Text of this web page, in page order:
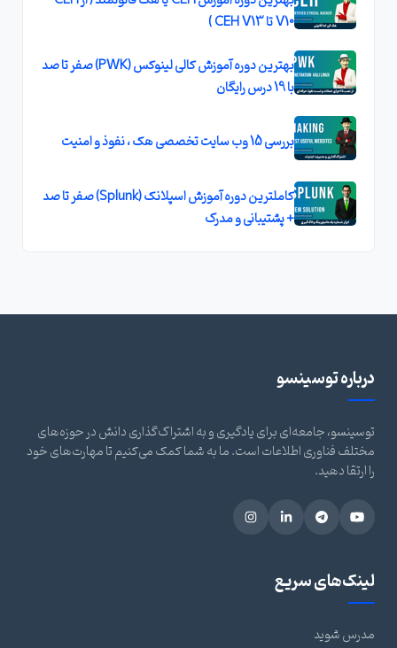
V10 تا CEH V13 )
بهترین دوره آموزش کالی لینوکس (PWK) صفر تا صد
با 19 درس رایگان
بررسی 15 وب سایت تخصصی هک ، نفوذ و امنیت
کاملترین دوره آموزش اسپلانک (Splunk) صفر تا صد
+ پشتیبانی و مدرک
درباره توسینسو
توسینسو، جامعه‌ای برای یادگیری و به اشتراک‌گذاری دانش در حوزه‌های
مختلف فناوری اطلاعات است. ما به شما کمک می‌کنیم تا مهارت‌های خود
را ارتقا دهید.
لینک‌های سریع
مدرس شوید